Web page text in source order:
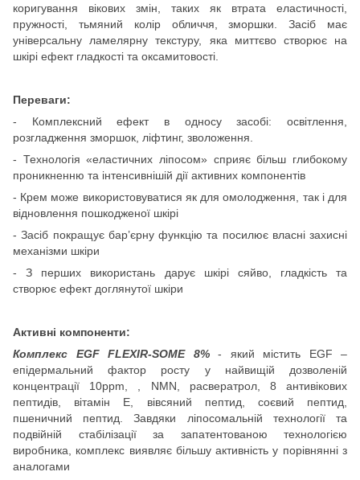
коригування вікових змін, таких як втрата еластичності,
пружності, тьмяний колір обличчя, зморшки. Засіб має
універсальну ламелярну текстуру, яка миттєво створює на
шкірі ефект гладкості та оксамитовості.
Переваги:
- Комплексний ефект в односу засобі: освітлення,
розгладження зморшок, ліфтинг, зволоження.
- Технологія «еластичних ліпосом» сприяє більш глибокому
проникненню та інтенсивнішій дії активних компонентів
- Крем може використовуватися як для омолодження, так і для
відновлення пошкодженої шкірі
- Засіб покращує бар’єрну функцію та посилює власні захисні
механізми шкіри
- З перших використань дарує шкірі сяйво, гладкість та
створює ефект доглянутої шкіри
Активні компоненти:
Комплекс EGF FLEXIR-SOME 8%- який містить EGF –
епідермальний фактор росту у найвищій дозволеній
концентрації 10ppm, , NMN, расвератрол, 8 антивікових
пептидів, вітамін Е, вівсяний пептид, соєвий пептид,
пшеничний пептид. Завдяки ліпосомальній технології та
подвійній стабілізації за запатентованою технологією
виробника, комплекс виявляє більшу активність у порівнянні з
аналогами